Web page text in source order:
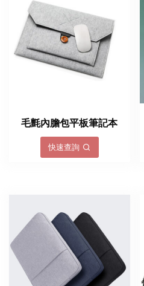
毛氈內膽包平板筆記本
快速查詢